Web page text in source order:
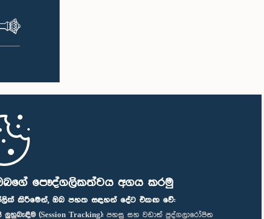
පෞද්ගලිකත්වය අගය කරමු
කිරීමෙන්, ඔබ පහත සඳහන් දේට එකඟ වේ:
ලුහුබැඳීම (Session Tracking): පහසු සහ වඩාත් පුද්ගලාරෝපිත